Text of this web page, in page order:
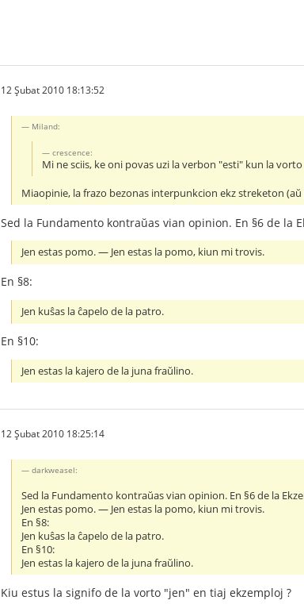
12 Şubat 2010 18:13:52
Miland:
crescence:
Mi ne sciis, ke oni povas uzi la verbon "esti" kun la
Miaopinie, la frazo bezonas interpunkcion ekz streketon
Sed la Fundamento kontraŭas vian opinion. En §6 de la
Jen estas pomo. ― Jen estas la pomo, kiun mi trovis.
En §8:
Jen kuŝas la ĉapelo de la patro.
En §10:
Jen estas la kajero de la juna fraŭlino.
12 Şubat 2010 18:25:14
darkweasel:
Sed la Fundamento kontraŭas vian opinion. En §6 de la
Jen estas pomo. ― Jen estas la pomo, kiun mi trovis.
En §8:
Jen kuŝas la ĉapelo de la patro.
En §10:
Jen estas la kajero de la juna fraŭlino.
Kiu estus la signifo de la vorto "jen" en tiaj ekzemploj ?